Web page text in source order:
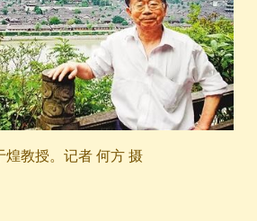
煌教授。记者 何方 摄